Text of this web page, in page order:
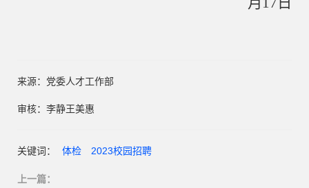
来源：党委人才工作部
审核：李静王美惠
关键词： 体检 2023校园招聘
上一篇：